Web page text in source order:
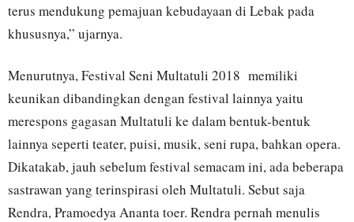
terus mendukung pemajuan kebudayaan di Lebak pada
khususnya,” ujarnya.
Menurutnya, Festival Seni Multatuli 2018 memiliki
keunikan dibandingkan dengan festival lainnya yaitu
merespons gagasan Multatuli ke dalam bentuk-bentuk
lainnya seperti teater, puisi, musik, seni rupa, bahkan opera.
Dikatakab, jauh sebelum festival semacam ini, ada beberapa
sastrawan yang terinspirasi oleh Multatuli. Sebut saja
Rendra, Pramoedya Ananta toer. Rendra pernah menulis